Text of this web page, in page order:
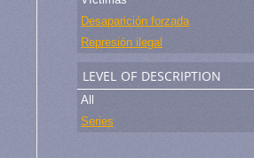
Desaparición forzada
Represión ilegal
level of description
All
Series